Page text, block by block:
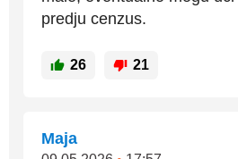
predju cenzus.
26 21
Maja